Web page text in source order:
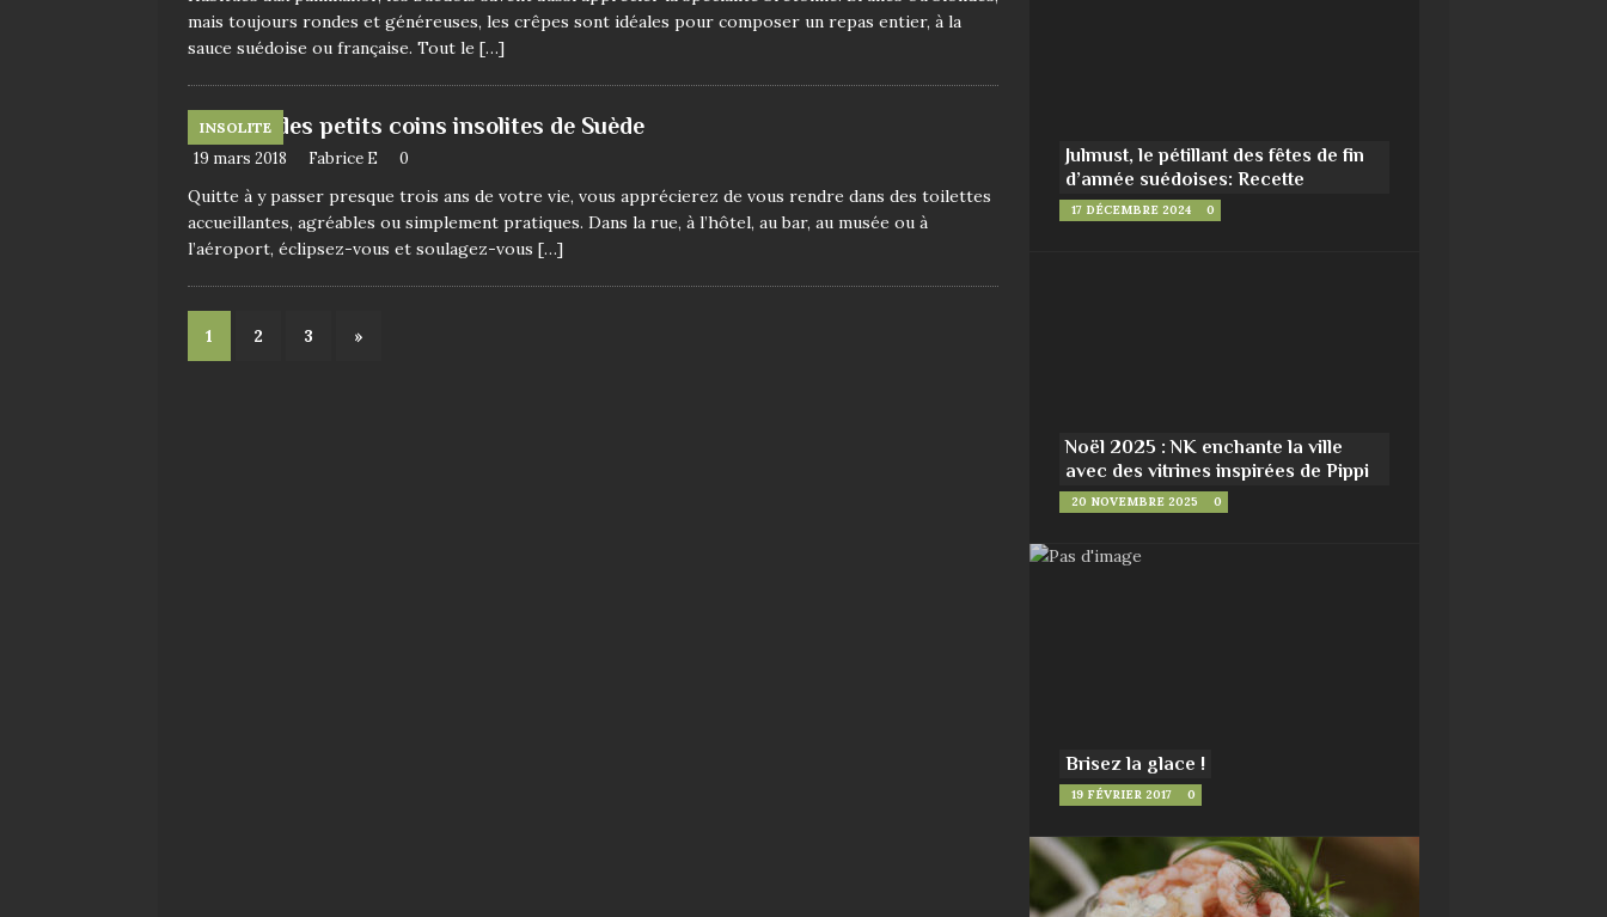
mais toujours rondes et généreuses, les crêpes sont idéales pour composer un repas entier, à la
sauce suédoise ou française. Tout le […]
INSOLITE
Top 5 des petits coins insolites de Suède
19 mars 2018 Fabrice E 0
Quitte à y passer presque trois ans de votre vie, vous apprécierez de vous rendre dans des toilettes
accueillantes, agréables ou simplement pratiques. Dans la rue, à l’hôtel, au bar, au musée ou à
l’aéroport, éclipsez-vous et soulagez-vous […]
1 2 3 »
Julmust, le pétillant des fêtes de fin
d’année suédoises: Recette
17 DÉCEMBRE 2024 0
Noël 2025 : NK enchante la ville
avec des vitrines inspirées de Pippi
20 NOVEMBRE 2025 0
Brisez la glace !
19 FÉVRIER 2017 0